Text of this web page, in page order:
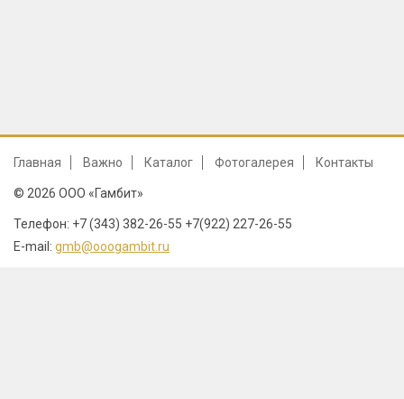
Главная Важно Каталог Фотогалерея Контакты
© 2026 ООО «Гамбит»
Телефон: +7 (343) 382-26-55 +7(922) 227-26-55
E-mail: gmb@ooogambit.ru